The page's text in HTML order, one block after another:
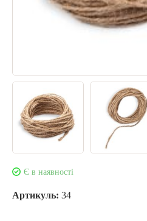
Є в наявності
Артикуль: 34